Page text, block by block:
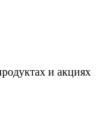
и акциях